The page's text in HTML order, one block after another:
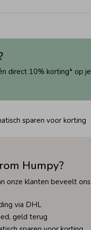
direct 10% korting* op je
sparen voor korting
Humpy?
onze klanten beveelt ons
via DHL
geld terug